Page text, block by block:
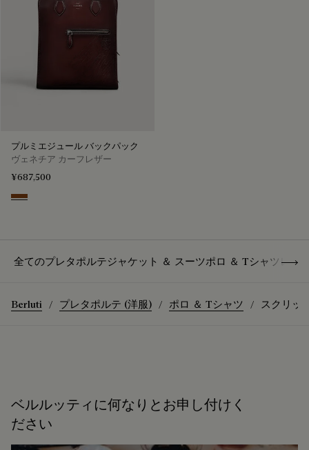
プルミエジュール バックパック
ヴェネチア カーフレザー
¥687,500
Legno Bruciato
全てのプレタポルテジャケット ＆ スーツポロ ＆ Tシャツ レザ
Berluti プレタポルテ (洋服) ポロ ＆ Tシャツ スクリッ
ベルルッティに何なりとお申し付けく
ださい